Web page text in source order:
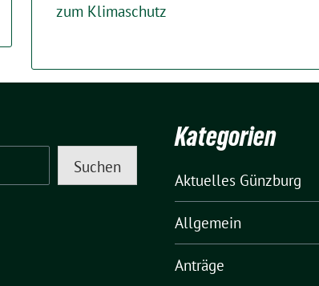
zum Klimaschutz
Suchen
Kategorien
Aktuelles Günzburg
Allgemein
Anträge